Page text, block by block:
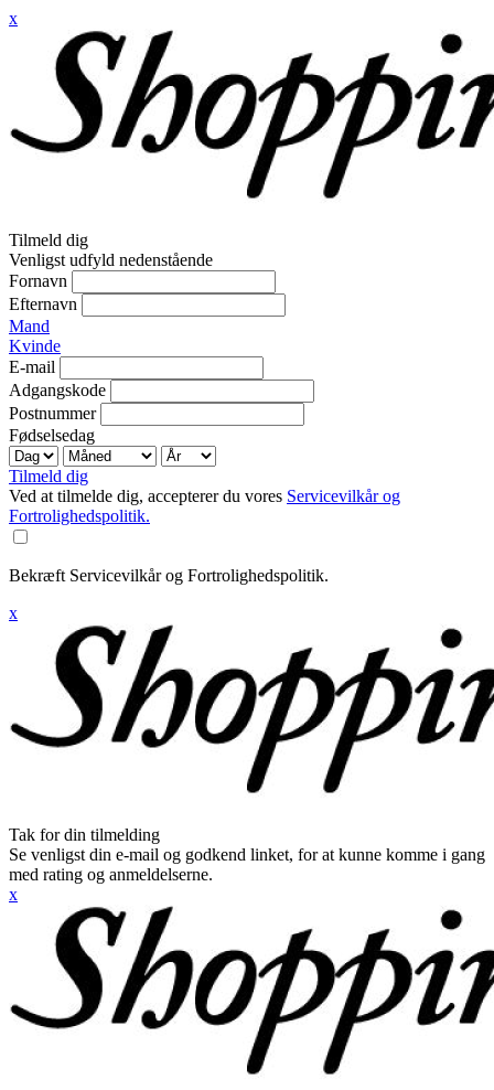
x
Tilmeld dig
Venligst udfyld nedenstående
Fornavn
Efternavn
Mand
Kvinde
E-mail
Adgangskode
Postnummer
Fødselsedag
Tilmeld dig
Ved at tilmelde dig, accepterer du vores Servicevilkår og
Fortrolighedspolitik.
Bekræft Servicevilkår og Fortrolighedspolitik.
x
Tak for din tilmelding
Se venligst din e-mail og godkend linket, for at kunne komme i gang
med rating og anmeldelserne.
x